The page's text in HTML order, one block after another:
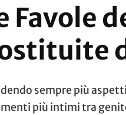
Favole
sempre più
più intimi tra